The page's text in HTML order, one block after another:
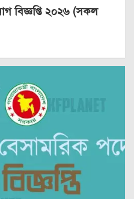
বিজ্ঞপ্তি ২০২৬ (সকল